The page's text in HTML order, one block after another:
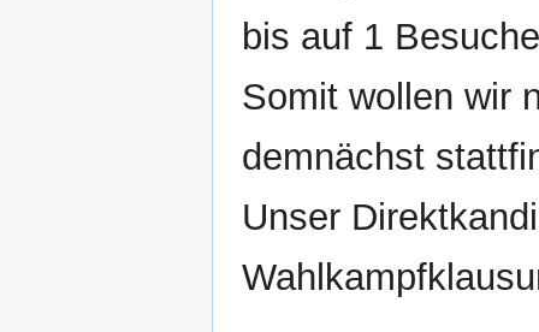
bis auf 1
Somit wollen wir
demnächst
Unser